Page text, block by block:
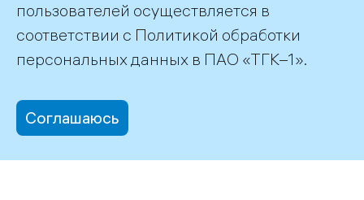
©2026 ПАО «ТГК–1»
office@tgc1.ru
пользователей осуществляется в
соответствии с Политикой обработки
персональных данных в ПАО «ТГК–1».
Соглашаюсь